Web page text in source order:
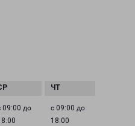
09:00 до
с 09:00 до
18:00